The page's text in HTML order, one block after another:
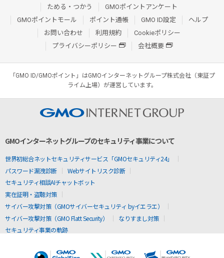
ためる・つかう
GMOポイントアンケート
GMOポイントモール
ポイント通帳 GMO ID設定
ヘルプ
お問い合わせ
利用規約
Cookieポリシー
プライバシーポリシー
会社概要
「GMO ID/GMOポイント」はGMOインターネットグループ株式会社（東証プ
ライム上場）が運営しています。
GMOインターネットグループのセキュリティ事業について
世界初総合ネットセキュリティサービス「GMOセキュリティ24」
パスワード漏洩診断
Webサイトリスク診断
セキュリティ相談AIチャットボット
実在証明・盗聴対策
サイバー攻撃対策（GMOサイバーセキュリティ byイエラエ）
サイバー攻撃対策（GMO Flatt Security）
なりすまし対策
セキュリティ事業の軌跡